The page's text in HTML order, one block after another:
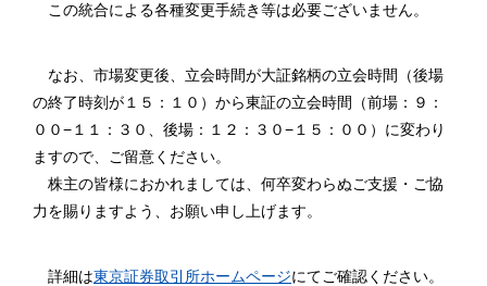
この統合による各種変更手続き等は必要ございません。
なお、市場変更後、立会時間が大証銘柄の立会時間（後場
の終了時刻が１５：１０）から東証の立会時間（前場：９：
００−１１：３０、後場：１２：３０−１５：００）に変わり
ますので、ご留意ください。
株主の皆様におかれましては、何卒変わらぬご支援・ご協
力を賜りますよう、お願い申し上げます。
詳細は東京証券取引所ホームページにてご確認ください。